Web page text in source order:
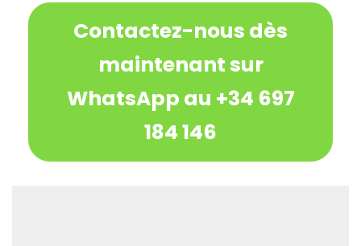
Contactez-nous dès
maintenant sur
WhatsApp au +34 697
184 146